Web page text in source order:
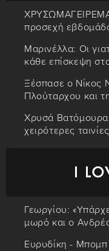
προσεχή
Μαρινέλλα: Οι
κάθε επίσκεψη
Ξέσπασε ο Νίκος
Πλούταρχου και
Χρυσά Βατόμουρα:
χειρότερες
Γεωργίου:
μωρό και ο
Ευρυδίκη - Μπομπ